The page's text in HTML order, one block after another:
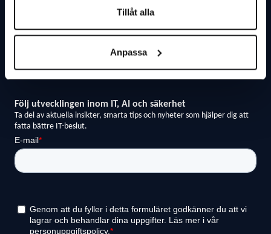
Tillåt alla
Anpassa
Visselblåsaren